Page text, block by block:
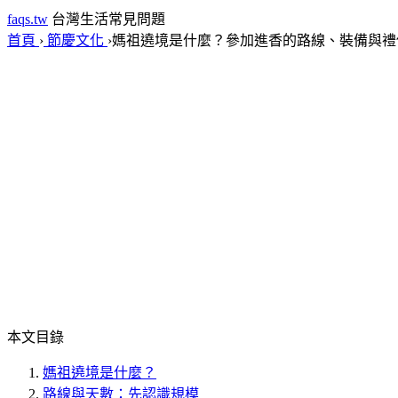
faqs.tw 台灣生活常見問題
首頁 › 節慶文化 ›媽祖遶境是什麼？參加進香的路線、裝備與
本文目錄
媽祖遶境是什麼？
路線與天數：先認識規模